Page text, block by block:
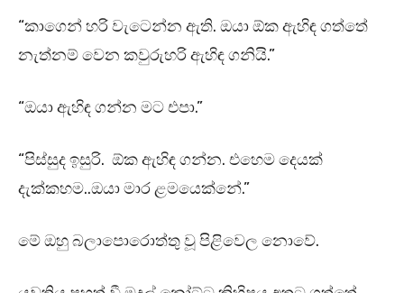
“කාගෙන් හරි වැටෙන්න ඇති. ඔයා ඕක ඇහිඳ ගත්තේ
නැත්නම් වෙන කවුරුහරි ඇහිඳ ගනියි.”
“ඔයා ඇහිඳ ගන්න මට එපා.”
“පිස්සුද ඉසුරි. ඕක ඇහිඳ ගන්න. එහෙම දෙයක්
දැක්කහම..ඔයා මාර ළමයෙක්නේ.”
මේ ඔහු බලාපොරොත්තු වූ පිළිවෙල නොවේ.